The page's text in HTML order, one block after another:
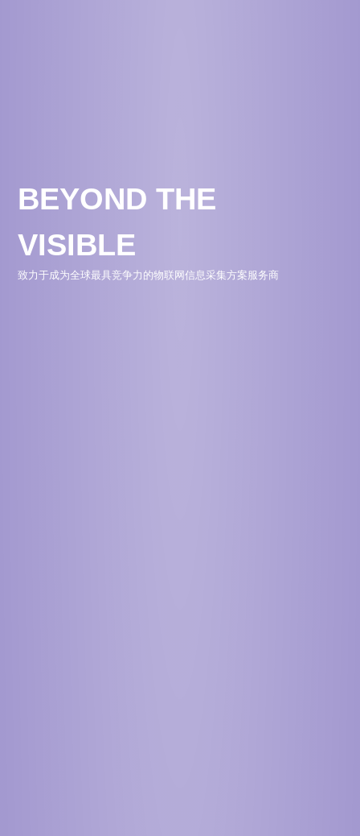
BEYOND THE
VISIBLE
致力于成为全球最具竞争力的物联网信息采集方案服务商